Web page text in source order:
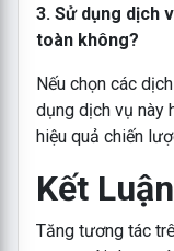
3. Sử dụng dịch
toàn không?
Nếu chọn các
dụng dịch vụ này
hiệu quả chiến
Kết Luận
Tăng tương tác